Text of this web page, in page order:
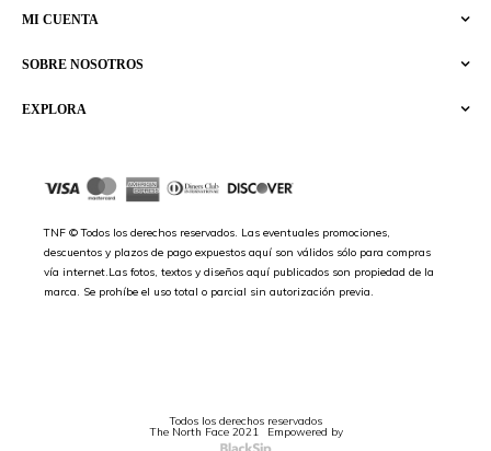
EXPLORA
SOBRE NOSOTROS
MI CUENTA
TNF © Todos los derechos reservados. Las eventuales promociones,
descuentos y plazos de pago expuestos aquí son válidos sólo para compras
vía internet.Las fotos, textos y diseños aquí publicados son propiedad de la
marca. Se prohíbe el uso total o parcial sin autorización previa.
Todos los derechos reservados
The North Face 2021 Empowered by